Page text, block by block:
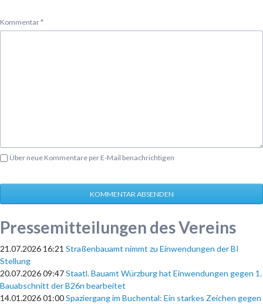
Pflichtfeld
Kommentar*
Über neue Kommentare per E-Mail benachrichtigen
KOMMENTAR ABSENDEN
Pressemitteilungen des Vereins
21.07.2026 16:21 Straßenbauamt nimmt zu Einwendungen der BI
Stellung
20.07.2026 09:47Staatl. Bauamt Würzburg hat Einwendungen gegen 1.
Bauabschnitt der B26n bearbeitet
14.01.2026 01:00Spaziergang im Buchental: Ein starkes Zeichen gegen